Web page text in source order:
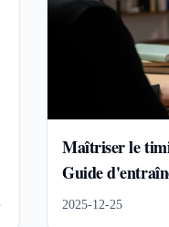
Maîtriser le
Guide
2025-12-25